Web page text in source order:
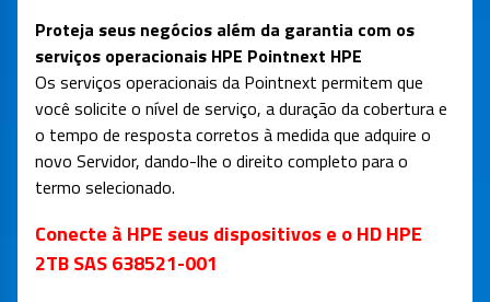
Proteja seus negócios além da garantia com os
serviços operacionais HPE Pointnext HPE
Os serviços operacionais da Pointnext permitem que
você solicite o nível de serviço, a duração da cobertura e
o tempo de resposta corretos à medida que adquire o
novo Servidor, dando-lhe o direito completo para o
termo selecionado.
Conecte à HPE seus dispositivos e o HD HPE
2TB SAS 638521-001